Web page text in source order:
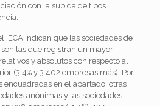
con la subida de tipos
IECA indican que las sociedades de
las que registran un mayor
y absolutos con respecto al
(3,4% y 3.402 empresas más). Por
en el apartado ‘otras
anónimas y las sociedades